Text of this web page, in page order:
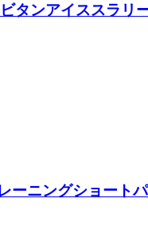
タンアイススラリ
ーニングショート